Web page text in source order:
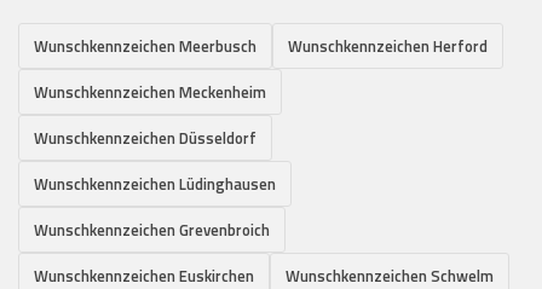
Wunschkennzeichen Meerbusch
Wunschkennzeichen Herford
Wunschkennzeichen Meckenheim
Wunschkennzeichen Düsseldorf
Wunschkennzeichen Lüdinghausen
Wunschkennzeichen Grevenbroich
Wunschkennzeichen Euskirchen
Wunschkennzeichen Schwelm